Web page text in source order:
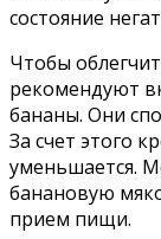
состояние
Чтобы
рекомендуют
бананы. Они
За счет этого
уменьшается.
банановую
прием пищи.